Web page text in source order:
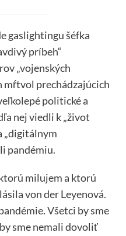
gaslightingu šéfka
príbeh“
„vojenských
mŕtvol prechádzajúcich
politické a
nej viedli k „život
„digitálnym
pandémiu.
milujem a ktorú
von der Leyenová.
Všetci by sme
sme nemali dovoliť